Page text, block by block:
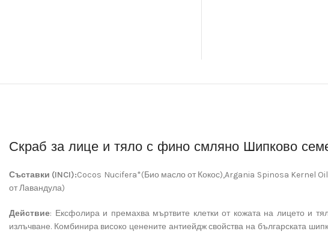
Скраб за лице и тяло с фино смляно Шипково
Съставки (INCI):Cocos Nucifera*(Био масло от Кокос),Argania Spinosa Kernel
от Лавандула)
Действие: Ексфолира и премахва мъртвите клетки от кожата на лицето и
излъчване. Комбинира високо ценените антиейдж свойства на българската